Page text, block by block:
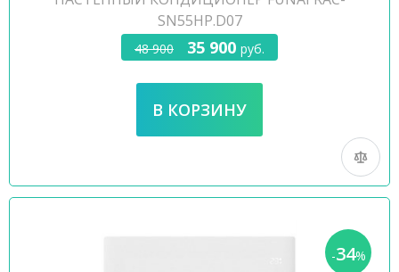
SN55HP.D07
48 900 35 900 руб.
-34%